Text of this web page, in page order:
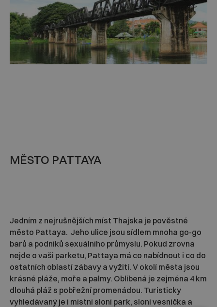
MĚSTO PATTAYA
Jedním z nejrušnějších míst Thajska je pověstné
město Pattaya. Jeho ulice jsou sídlem mnoha go-go
barů a podniků sexuálního průmyslu. Pokud zrovna
nejde o vaši parketu, Pattaya má co nabídnout i co do
ostatních oblastí zábavy a vyžití. V okolí města jsou
krásné pláže, moře a palmy. Oblíbená je zejména 4 km
dlouhá pláž s pobřežní promenádou. Turisticky
vyhledávaný je i místní sloní park, sloní vesnička a